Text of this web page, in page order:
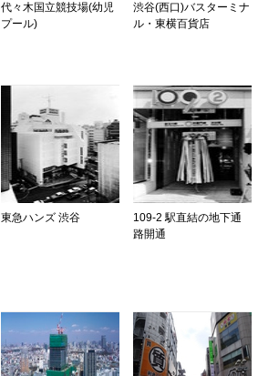
代々木国立競技場(幼児
プール)
渋谷(西口)バスターミナ
ル・東横百貨店
東急ハンズ 渋谷
109-2 駅直結の地下通
路開通